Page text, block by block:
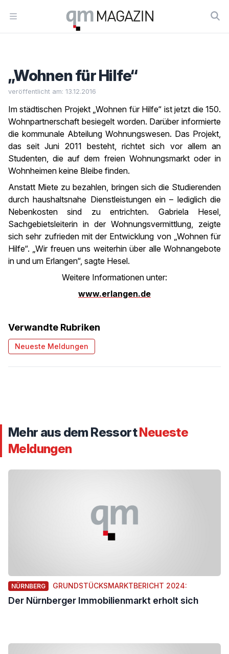
Open menu
Workflow
„Wohnen für Hilfe“
veröffentlicht am: 13.12.2016
Im städtischen Projekt „Wohnen für Hilfe“ ist jetzt die 150.
Wohnpartnerschaft besiegelt worden. Darüber informierte
die kommunale Abteilung Wohnungswesen. Das Projekt,
das seit Juni 2011 besteht, richtet sich vor allem an
Studenten, die auf dem freien Wohnungsmarkt oder in
Wohnheimen keine Bleibe finden.
Anstatt Miete zu bezahlen, bringen sich die Studierenden
durch haushaltsnahe Dienstleistungen ein – lediglich die
Nebenkosten sind zu entrichten. Gabriela Hesel,
Sachgebietsleiterin in der Wohnungsvermittlung, zeigte
sich sehr zufrieden mit der Entwicklung von „Wohnen für
Hilfe“. „Wir freuen uns weiterhin über alle Wohnangebote
in und um Erlangen“, sagte Hesel.
Weitere Informationen unter:
www.erlangen.de
Verwandte Rubriken
Neueste Meldungen
Mehr aus dem RessortNeueste
Meldungen
NÜRNBERG GRUNDSTÜCKSMARKTBERICHT 2024:
Der Nürnberger Immobilienmarkt erholt sich